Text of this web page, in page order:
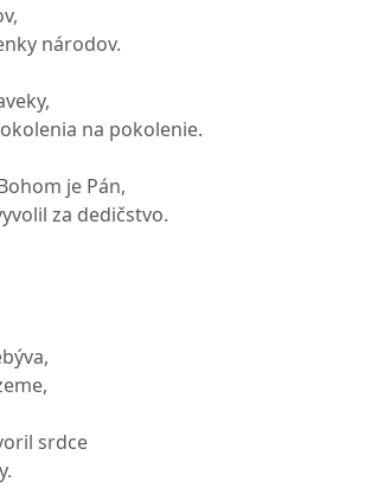
národov.
na pokolenie.
je Pán,
za dedičstvo.
srdce